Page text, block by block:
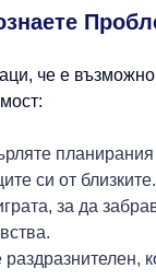
, че е
си от близките.
за да
раздразнителен,